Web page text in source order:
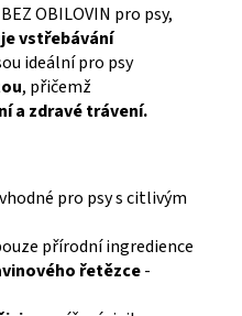
OBILOVIN pro psy,
vstřebávání
ideální pro psy
, přičemž
a zdravé trávení.
pro psy s citlivým
přírodní ingredience
řetězce-